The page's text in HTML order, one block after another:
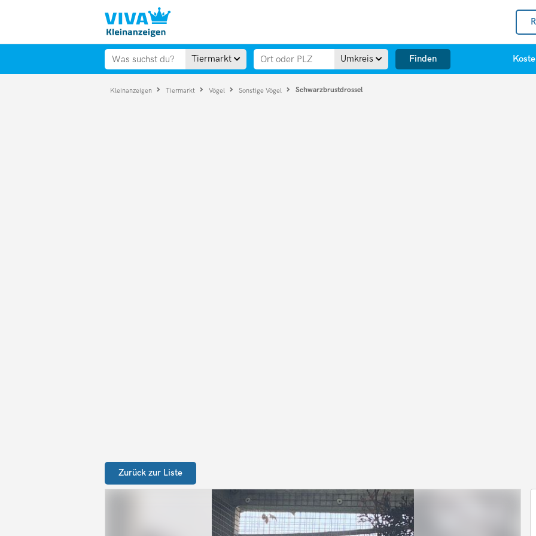
Tiermarkt Umkreis Finden
Kleinanzeigen Tiermarkt Vögel Sonstige Vögel Schwarzbrustdrossel
Zurück zur Liste